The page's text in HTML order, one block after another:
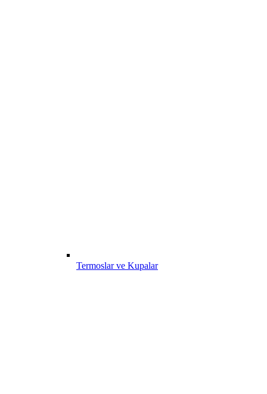
Termoslar ve Kupalar